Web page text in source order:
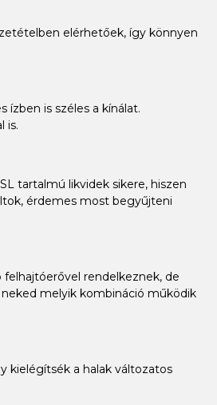
elérhetőek, így könnyen
is széles a kínálat.
is.
tartalmú likvidek sikere, hiszen
érdemes most begyűjteni
felhajtóerővel rendelkeznek, de
melyik kombináció működik
kielégítsék a halak változatos